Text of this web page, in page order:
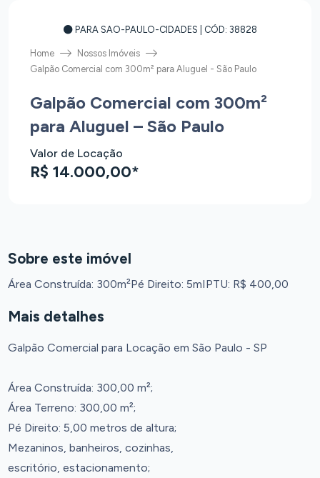
PARA SAO-PAULO-CIDADES | CÓD: 38828
Home
Nossos Imóveis
Galpão Comercial com 300m² para Aluguel - São Paulo
Galpão Comercial com 300m²
para Aluguel – São Paulo
Valor de Locação
R$ 14.000,00*
Sobre este imóvel
Área Construída: 300m²Pé Direito: 5mIPTU: R$ 400,00
Mais detalhes
Galpão Comercial para Locação em São Paulo - SP
Área Construída: 300,00 m²;
Área Terreno: 300,00 m²;
Pé Direito: 5,00 metros de altura;
Mezaninos, banheiros, cozinhas,
escritório, estacionamento;